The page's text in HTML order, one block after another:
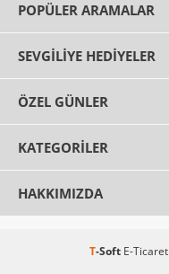
POPÜLER ARAMALAR
SEVGILIYE HEDIYELER
ÖZEL GÜNLER
KATEGORILER
HAKKIMIZDA
T-Soft E-Ticaret